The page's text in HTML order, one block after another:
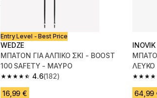
Entry Level - Best Price
WEDZE
ΜΠΑΤΟΝ ΓΙΑ ΑΛΠΙΚΟ ΣΚΙ - BOOST
100 SAFETY - ΜΑΥΡΟ
4.6
4.6 out of 5 stars from 182 reviews
(182)
16,99 €
INOVIK
ΛΕΥΚΟ
4.0
64,99